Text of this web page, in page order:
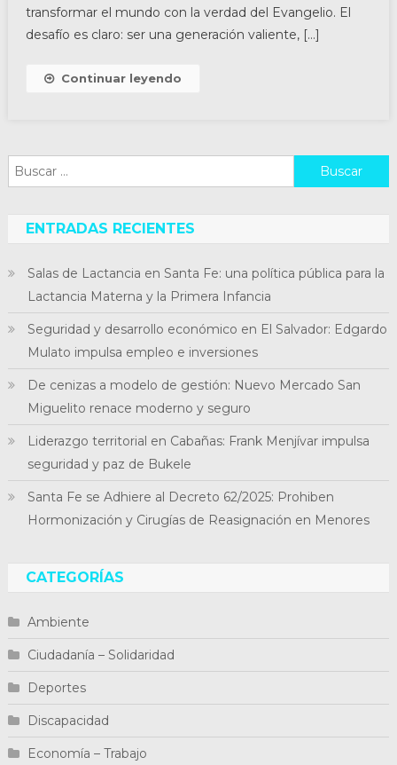
transformar el mundo con la verdad del Evangelio. El
desafío es claro: ser una generación valiente, […]
Continuar leyendo
Buscar:
ENTRADAS RECIENTES
Salas de Lactancia en Santa Fe: una política pública para la
Lactancia Materna y la Primera Infancia
Seguridad y desarrollo económico en El Salvador: Edgardo
Mulato impulsa empleo e inversiones
De cenizas a modelo de gestión: Nuevo Mercado San
Miguelito renace moderno y seguro
Liderazgo territorial en Cabañas: Frank Menjívar impulsa
seguridad y paz de Bukele
Santa Fe se Adhiere al Decreto 62/2025: Prohiben
Hormonización y Cirugías de Reasignación en Menores
CATEGORÍAS
Ambiente
Ciudadanía – Solidaridad
Deportes
Discapacidad
Economía – Trabajo